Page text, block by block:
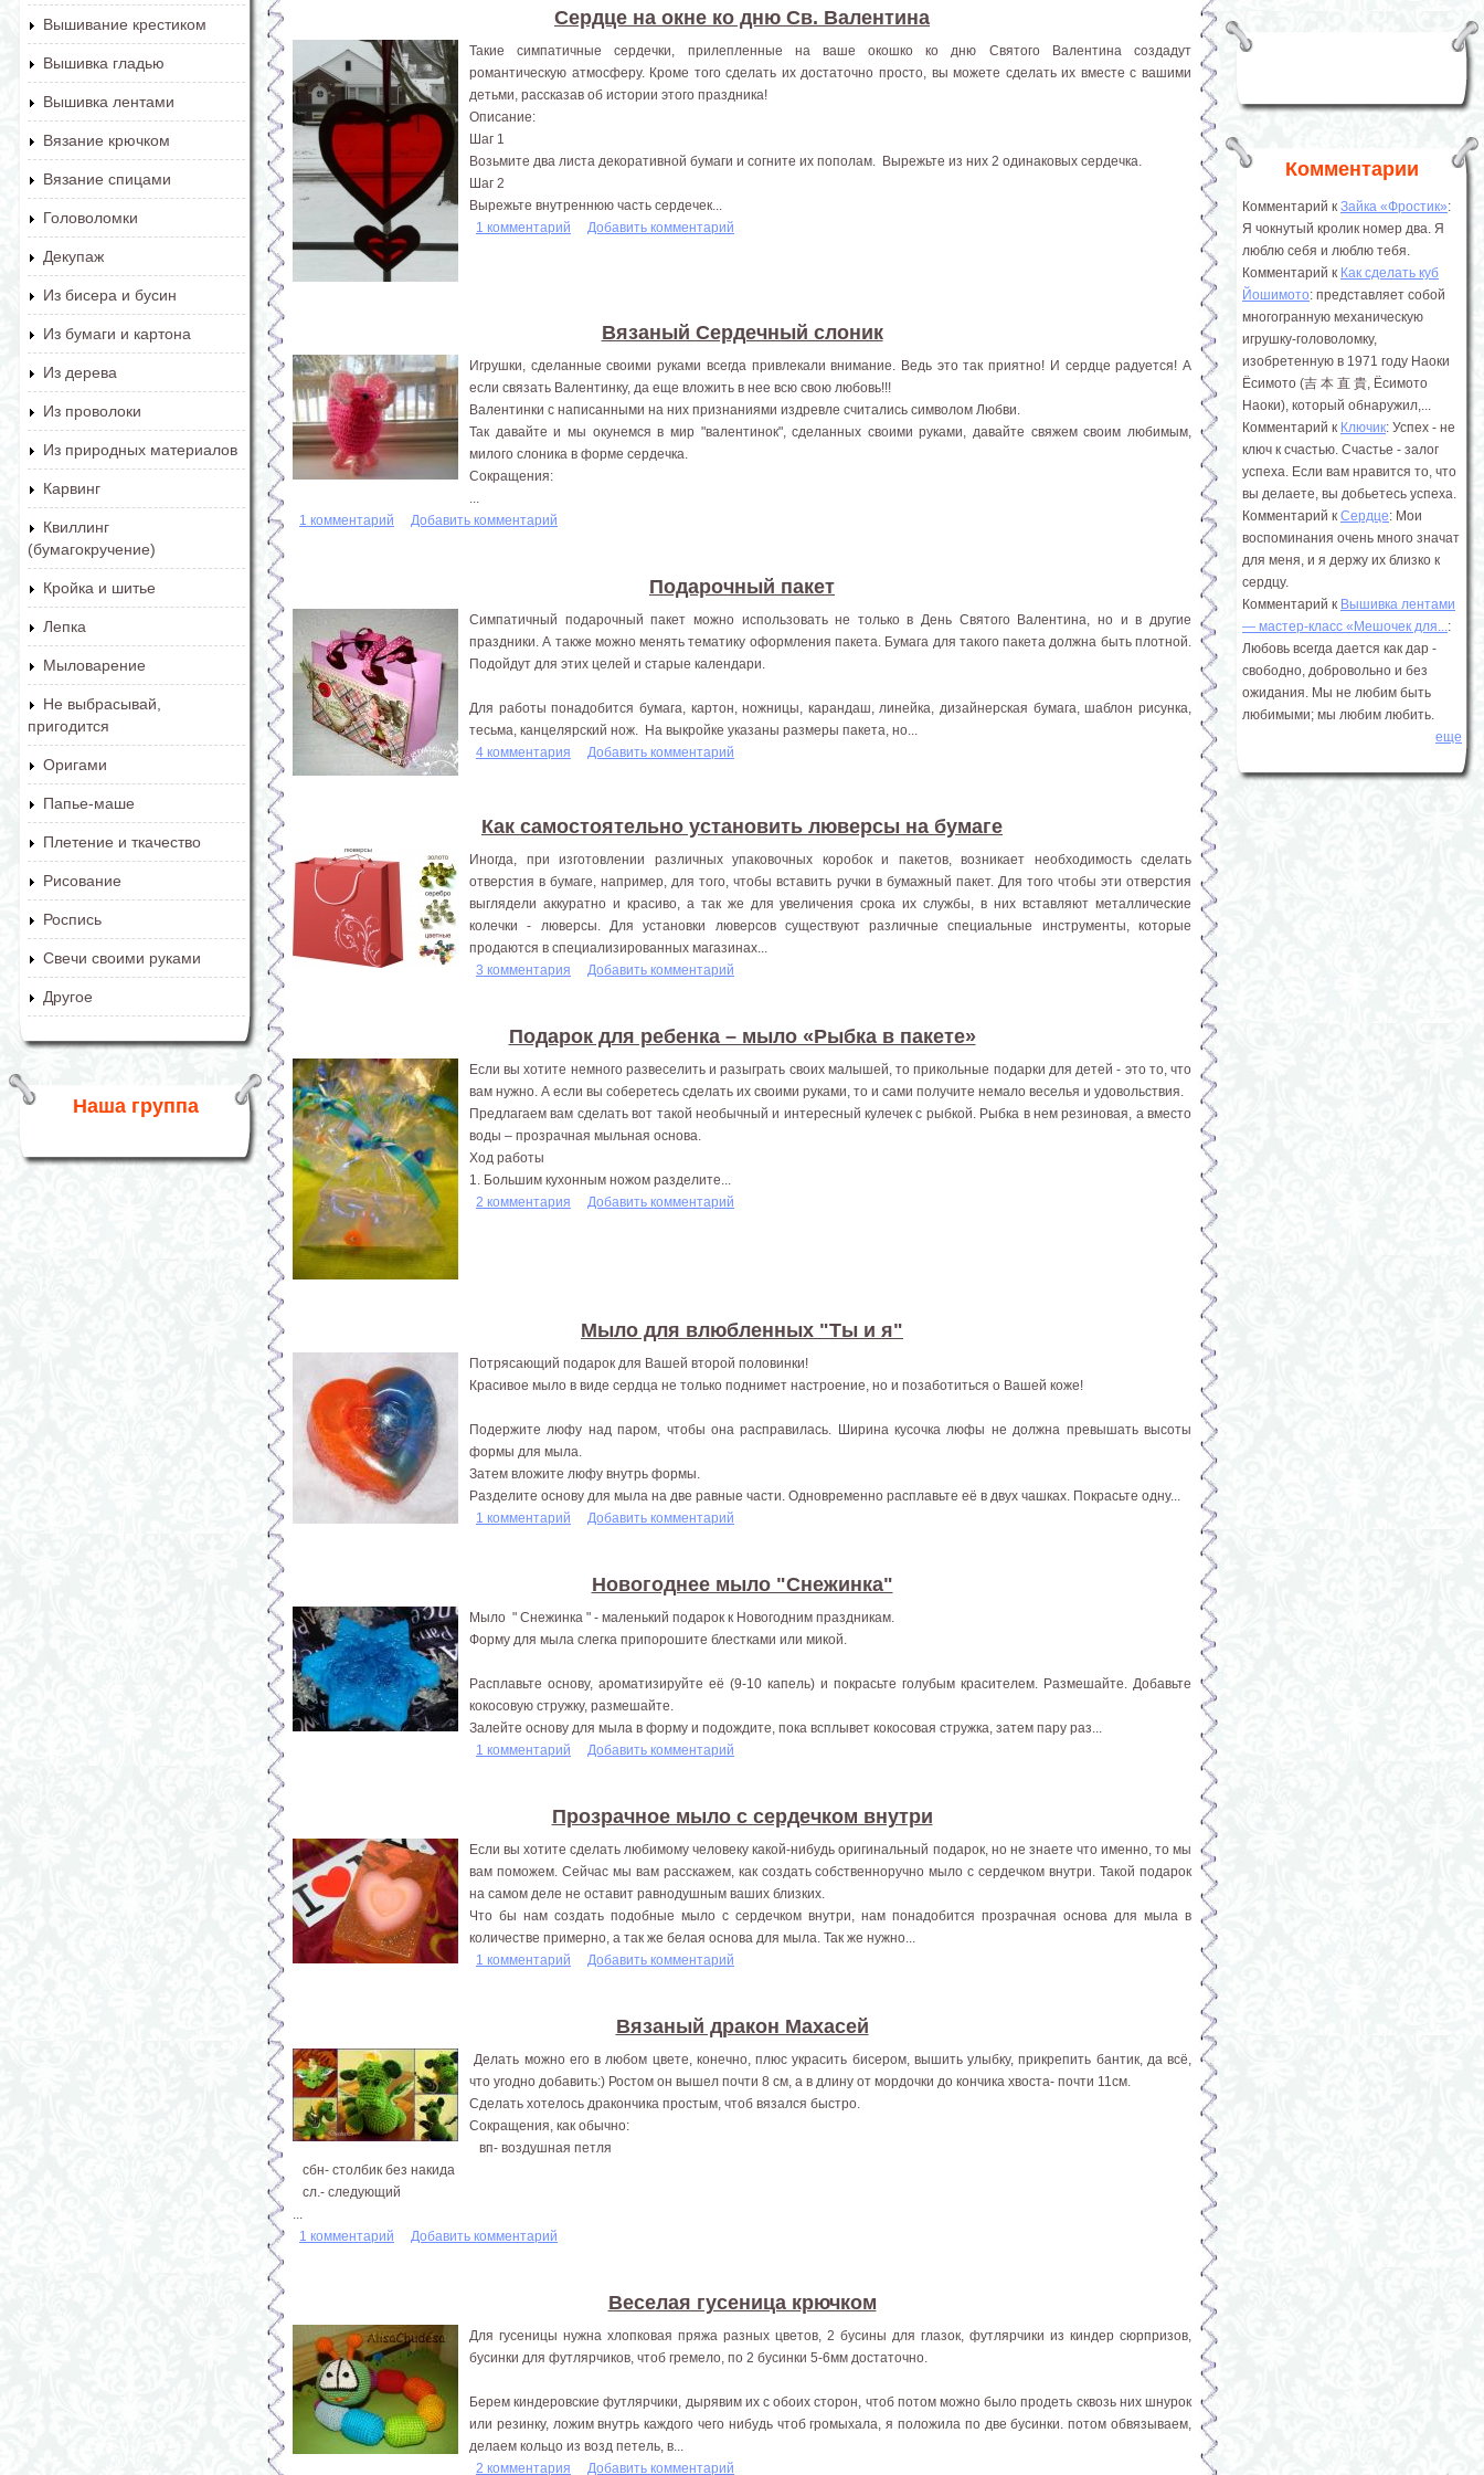
Вышивание крестиком
Вышивка гладью
Вышивка лентами
Вязание крючком
Вязание спицами
Головоломки
Декупаж
Из бисера и бусин
Из бумаги и картона
Из дерева
Из проволоки
Из природных материалов
Карвинг
Квиллинг
(бумагокручение)
Кройка и шитье
Лепка
Мыловарение
Не выбрасывай,
пригодится
Оригами
Папье-маше
Плетение и ткачество
Рисование
Роспись
Свечи своими руками
Другое
Наша группа
Сердце на окне ко дню Св. Валентина
Такие симпатичные сердечки, прилепленные на ваше окошко ко дню Святого Валентина создадут
романтическую атмосферу. Кроме того сделать их достаточно просто, вы можете сделать их вместе с вашими
детьми, рассказав об истории этого праздника!
Описание:
Шаг 1
Возьмите два листа декоративной бумаги и согните их пополам. Вырежьте из них 2 одинаковых сердечка.
Шаг 2
Вырежьте внутреннюю часть сердечек...
1 комментарий
Добавить комментарий
Вязаный Сердечный слоник
Игрушки, сделанные своими руками всегда привлекали внимание. Ведь это так приятно! И сердце радуется! А
если связать Валентинку, да еще вложить в нее всю свою любовь!!!
Валентинки с написанными на них признаниями издревле считались символом Любви.
Так давайте и мы окунемся в мир "валентинок", сделанных своими руками, давайте свяжем своим любимым,
милого слоника в форме сердечка.
Сокращения:
1 комментарий
Добавить комментарий
Подарочный пакет
Симпатичный подарочный пакет можно использовать не только в День Святого Валентина, но и в другие
праздники. А также можно менять тематику оформления пакета. Бумага для такого пакета должна быть плотной.
Подойдут для этих целей и старые календари.
Для работы понадобится бумага, картон, ножницы, карандаш, линейка, дизайнерская бумага, шаблон рисунка,
тесьма, канцелярский нож. На выкройке указаны размеры пакета, но...
4 комментария
Добавить комментарий
Как самостоятельно установить люверсы на бумаге
Иногда, при изготовлении различных упаковочных коробок и пакетов, возникает необходимость сделать
отверстия в бумаге, например, для того, чтобы вставить ручки в бумажный пакет. Для того чтобы эти отверстия
выглядели аккуратно и красиво, а так же для увеличения срока их службы, в них вставляют металлические
колечки - люверсы. Для установки люверсов существуют различные специальные инструменты, которые
продаются в специализированных магазинах...
3 комментария
Добавить комментарий
Подарок для ребенка – мыло «Рыбка в пакете»
Если вы хотите немного развеселить и разыграть своих малышей, то прикольные подарки для детей - это то, что
вам нужно. А если вы соберетесь сделать их своими руками, то и сами получите немало веселья и удовольствия.
Предлагаем вам сделать вот такой необычный и интересный кулечек с рыбкой. Рыбка в нем резиновая, а вместо
воды – прозрачная мыльная основа.
Ход работы
1. Большим кухонным ножом разделите...
2 комментария
Добавить комментарий
Мыло для влюбленных "Ты и я"
Потрясающий подарок для Вашей второй половинки!
Красивое мыло в виде сердца не только поднимет настроение, но и позаботиться о Вашей коже!
Подержите люфу над паром, чтобы она расправилась. Ширина кусочка люфы не должна превышать высоты
формы для мыла.
Затем вложите люфу внутрь формы.
Разделите основу для мыла на две равные части. Одновременно расплавьте её в двух чашках. Покрасьте одну...
1 комментарий
Добавить комментарий
Новогоднее мыло "Снежинка"
Мыло " Снежинка " - маленький подарок к Новогодним праздникам.
Форму для мыла слегка припорошите блестками или микой.
Расплавьте основу, ароматизируйте её (9-10 капель) и покрасьте голубым красителем. Размешайте. Добавьте
кокосовую стружку, размешайте.
Залейте основу для мыла в форму и подождите, пока всплывет кокосовая стружка, затем пару раз...
1 комментарий
Добавить комментарий
Прозрачное мыло с сердечком внутри
Если вы хотите сделать любимому человеку какой-нибудь оригинальный подарок, но не знаете что именно, то мы
вам поможем. Сейчас мы вам расскажем, как создать собственноручно мыло с сердечком внутри. Такой подарок
на самом деле не оставит равнодушным ваших близких.
Что бы нам создать подобные мыло с сердечком внутри, нам понадобится прозрачная основа для мыла в
количестве примерно, а так же белая основа для мыла. Так же нужно...
1 комментарий
Добавить комментарий
Вязаный дракон Махасей
Делать можно его в любом цвете, конечно, плюс украсить бисером, вышить улыбку, прикрепить бантик, да всё,
что угодно добавить:) Ростом он вышел почти 8 см, а в длину от мордочки до кончика хвоста- почти 11см.
Сделать хотелось дракончика простым, чтоб вязался быстро.
Сокращения, как обычно:
вп- воздушная петля
сбн- столбик без накида
сл.- следующий
1 комментарий
Добавить комментарий
Веселая гусеница крючком
Для гусеницы нужна хлопковая пряжа разных цветов, 2 бусины для глазок, футлярчики из киндер сюрпризов,
бусинки для футлярчиков, чтоб гремело, по 2 бусинки 5-6мм достаточно.
Берем киндеровские футлярчики, дырявим их с обоих сторон, чтоб потом можно было продеть сквозь них шнурок
или резинку, ложим внутрь каждого чего нибудь чтоб громыхала, я положила по две бусинки. потом обвязываем,
делаем кольцо из возд петель, в...
2 комментария
Добавить комментарий
Комментарии
Комментарий к Зайка «Фростик»:
Я чокнутый кролик номер два. Я
люблю себя и люблю тебя.
Комментарий к Как сделать куб
Йошимото: представляет собой
многогранную механическую
игрушку-головоломку,
изобретенную в 1971 году Наоки
Ёсимото (吉 本 直 貴, Ёсимото
Наоки), который обнаружил,...
Комментарий к Ключик: Успех - не
ключ к счастью. Счастье - залог
успеха. Если вам нравится то, что
вы делаете, вы добьетесь успеха.
Комментарий к Сердце: Мои
воспоминания очень много значат
для меня, и я держу их близко к
сердцу.
Комментарий к Вышивка лентами
― мастер-класс «Мешочек для...:
Любовь всегда дается как дар -
свободно, добровольно и без
ожидания. Мы не любим быть
любимыми; мы любим любить.
еще